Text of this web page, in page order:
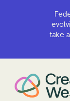
take
أو الكلمة الرئيسية
تصفية حسب